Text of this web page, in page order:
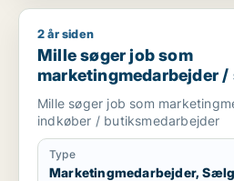
Mille søger job som
2 år siden
Mille søger job som
marketingmedarbejder
indkøber /
Mille søger job som
indkøber / butiksmedarbejder
Type
Marketingmedarbejder,